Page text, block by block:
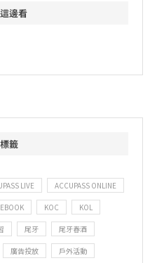
邊看
籤
LIVE ACCUPASS ONLINE
KOC KOL
尾牙 尾牙春酒
廣告投放 戶外活動